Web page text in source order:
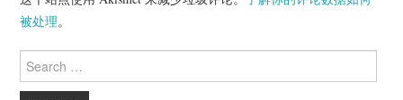
被处理。
Search
for: